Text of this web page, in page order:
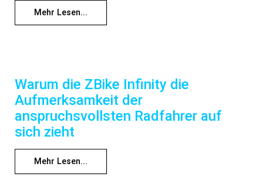
Mehr Lesen...
Warum die ZBike Infinity die
Aufmerksamkeit der
anspruchsvollsten Radfahrer auf
sich zieht
Mehr Lesen...